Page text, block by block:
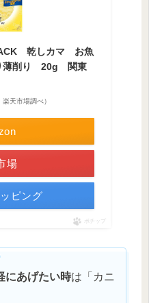
乾しカマ お魚
薄削り 20g 関東
天市場調べ）
場
ピング
ポチップ
にあげたい時は「カニ